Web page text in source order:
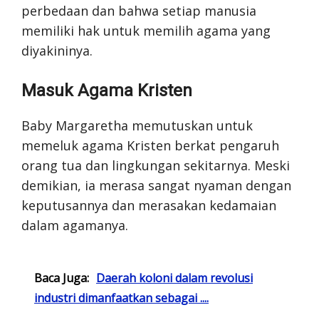
perbedaan dan bahwa setiap manusia
memiliki hak untuk memilih agama yang
diyakininya.
Masuk Agama Kristen
Baby Margaretha memutuskan untuk
memeluk agama Kristen berkat pengaruh
orang tua dan lingkungan sekitarnya. Meski
demikian, ia merasa sangat nyaman dengan
keputusannya dan merasakan kedamaian
dalam agamanya.
Baca Juga: Daerah koloni dalam revolusi
industri dimanfaatkan sebagai ....